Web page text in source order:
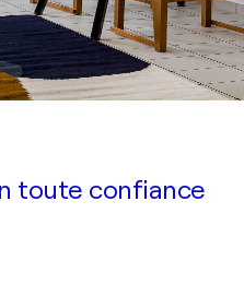
toute confiance